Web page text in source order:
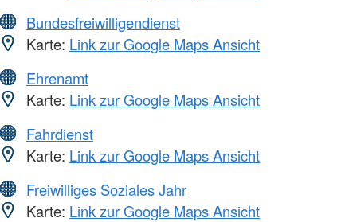
Bundesfreiwilligendienst
Karte: Link zur Google Maps Ansicht
Ehrenamt
Karte: Link zur Google Maps Ansicht
Fahrdienst
Karte: Link zur Google Maps Ansicht
Freiwilliges Soziales Jahr
Karte: Link zur Google Maps Ansicht